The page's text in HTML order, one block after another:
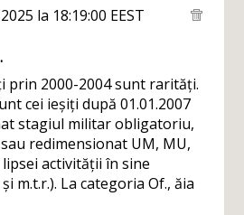
la 18:19:00 EEST
prin 2000-2004 sunt rarități.
cei ieșiți după 01.01.2007
stagiul militar obligatoriu,
redimensionat UM, MU,
activității în sine
m.t.r.). La categoria Of., ăia